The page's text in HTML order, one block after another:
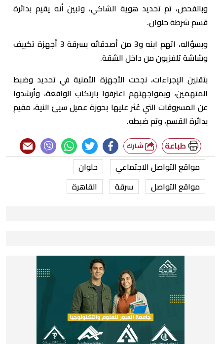
وبالفحص، تم تحديد هوية الشاكي، وتبين أنه يقيم بدائرة
قسم شرطة حلوان.
وبسؤاله، اتهم ابنه و3 من أصدقائه بسرقة 3 أجهزة تكييف
وشاشة تلفزيون من داخل الشقة.
بتقنين الإجراءات، نجحت الأجهزة الأمنية في تحديد وضبط
المتهمين، وبمواجهتهم اعترفوا بارتكاب الواقعة، وأرشدوا
عن المسروقات التي عُثر عليها بحوزة عميل سيئ النية، مقيم
بدائرة القسم، وتم ضبطه.
طباعة
مواقع التواصل الاجتماعي
حلوان
مواقع التواصل
سرقة القاهرة